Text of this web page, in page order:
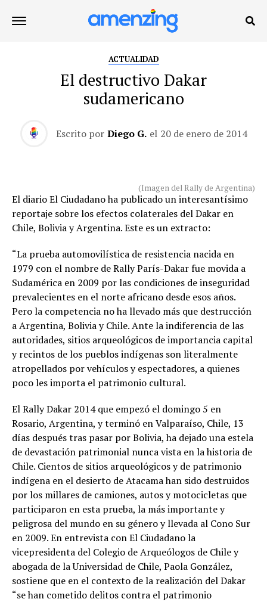
ACTUALIDAD
El destructivo Dakar
sudamericano
Escrito por Diego G. el 20 de enero de 2014
(Imagen del Rally de Argentina)
El diario El Ciudadano ha publicado un interesantísimo
reportaje sobre los efectos colaterales del Dakar en
Chile, Bolivia y Argentina. Este es un extracto:
“La prueba automovilística de resistencia nacida en
1979 con el nombre de Rally París-Dakar fue movida a
Sudamérica en 2009 por las condiciones de inseguridad
prevalecientes en el norte africano desde esos años.
Pero la competencia no ha llevado más que destrucción
a Argentina, Bolivia y Chile. Ante la indiferencia de las
autoridades, sitios arqueológicos de importancia capital
y recintos de los pueblos indígenas son literalmente
atropellados por vehículos y espectadores, a quienes
poco les importa el patrimonio cultural.
El Rally Dakar 2014 que empezó el domingo 5 en
Rosario, Argentina, y terminó en Valparaíso, Chile, 13
días después tras pasar por Bolivia, ha dejado una estela
de devastación patrimonial nunca vista en la historia de
Chile. Cientos de sitios arqueológicos y de patrimonio
indígena en el desierto de Atacama han sido destruidos
por los millares de camiones, autos y motocicletas que
participaron en esta prueba, la más importante y
peligrosa del mundo en su género y llevada al Cono Sur
en 2009. En entrevista con El Ciudadano la
vicepresidenta del Colegio de Arqueólogos de Chile y
abogada de la Universidad de Chile, Paola González,
sostiene que en el contexto de la realización del Dakar
“se han cometido delitos contra el patrimonio